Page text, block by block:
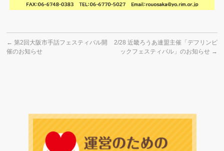
← 第2回大阪市手話フェスティバル開
催のお知らせ
2/28 近畿ろうあ連盟主催「デフリンピ
ックフェスティバル」のお知らせ →